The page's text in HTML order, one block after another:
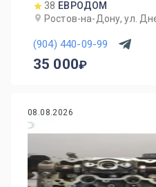
38 ЕВРОДОМ
Ростов-на-Дону, ул.
(904) 440-09-99
35 000
08.08.2026